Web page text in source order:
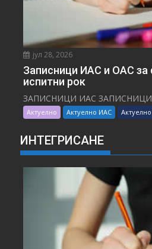
јул 28, 2026
Записници ИАС и ОАС за
испитни рок
ЗАПИСНИЦИ ИАС
Актуелно Актуелно ИАС
ИНТЕГРИСАНЕ